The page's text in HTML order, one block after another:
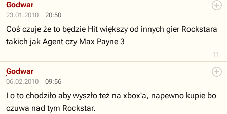
23.01.2010 20:50
11
Godwar
Coś czuje że to będzie Hit większy od innych gier Rockstara
takich jak Agent czy Max Payne 3
06.02.2010 09:56
Godwar
I o to chodziło aby wyszło też na xbox'a, napewno kupie bo
czuwa nad tym Rockstar.